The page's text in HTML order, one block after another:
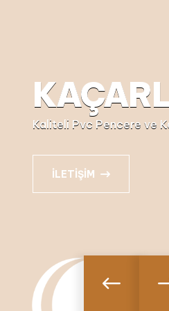
Kaliteli Pvc Pencere ve
İLETIŞIM